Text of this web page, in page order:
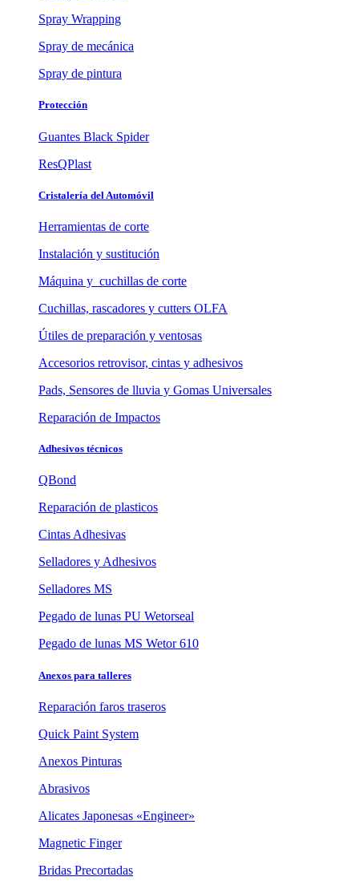
Spray Wrapping
Spray de mecánica
Spray de pintura
Protección
Guantes Black Spider
ResQPlast
Cristalería del Automóvil
Herramientas de corte
Instalación y sustitución
Máquina y cuchillas de corte
Cuchillas, rascadores y cutters OLFA
Útiles de preparación y ventosas
Accesorios retrovisor, cintas y adhesivos
Pads, Sensores de lluvia y Gomas Universales
Reparación de Impactos
Adhesivos técnicos
QBond
Reparación de plasticos
Cintas Adhesivas
Selladores y Adhesivos
Selladores MS
Pegado de lunas PU Wetorseal
Pegado de lunas MS Wetor 610
Anexos para talleres
Reparación faros traseros
Quick Paint System
Anexos Pinturas
Abrasivos
Alicates Japonesas «Engineer»
Magnetic Finger
Bridas Precortadas